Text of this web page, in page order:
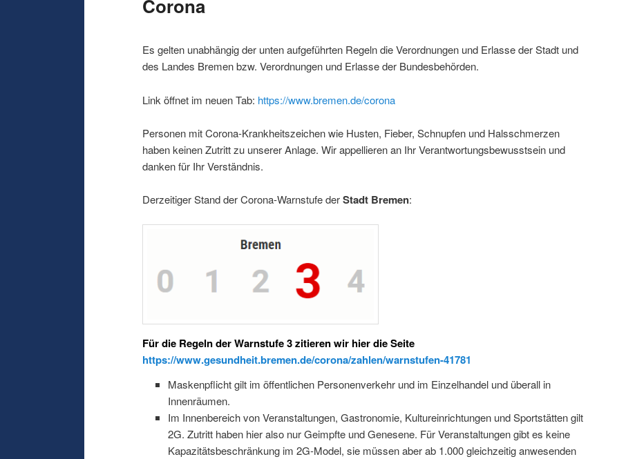
Corona
Es gelten unabhängig der unten aufgeführten Regeln die Verordnungen und Erlasse der Stadt und
des Landes Bremen bzw. Verordnungen und Erlasse der Bundesbehörden.
Link öffnet im neuen Tab: https://www.bremen.de/corona
Personen mit Corona-Krankheitszeichen wie Husten, Fieber, Schnupfen und Halsschmerzen
haben keinen Zutritt zu unserer Anlage. Wir appellieren an Ihr Verantwortungsbewusstsein und
danken für Ihr Verständnis.
Derzeitiger Stand der Corona-Warnstufe derStadt Bremen:
Für die Regeln der Warnstufe 3zitieren wir hier dieSeite
https://www.gesundheit.bremen.de/corona/zahlen/warnstufen-41781
Maskenpflicht gilt im öffentlichen Personenverkehr und im Einzelhandel und überall in
Innenräumen.
Im Innenbereich von Veranstaltungen, Gastronomie, Kultureinrichtungen und Sportstätten gilt
2G. Zutritt haben hier also nur Geimpfte und Genesene. Für Veranstaltungen gibt es keine
Kapazitätsbeschränkung im 2G-Model, sie müssen aber ab 1.000 gleichzeitig anwesenden